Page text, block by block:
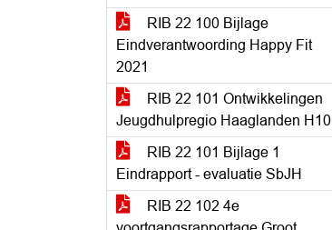
RIB 22 100 Bijlage
Eindverantwoording Happy Fit
2021
RIB 22 101 Ontwikkelingen
Jeugdhulpregio Haaglanden H10
RIB 22 101 Bijlage 1
Eindrapport - evaluatie SbJH
RIB 22 102 4e